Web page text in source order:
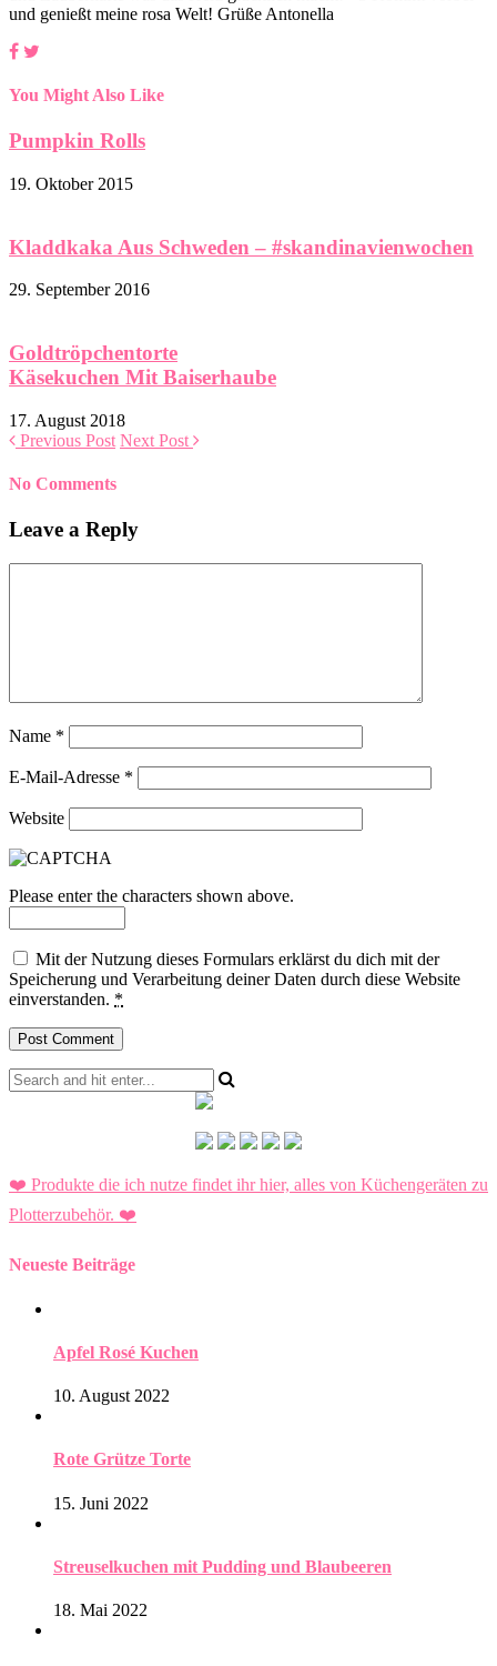
und genießt meine rosa Welt! Grüße Antonella
You Might Also Like
Pumpkin Rolls
19. Oktober 2015
Kladdkaka Aus Schweden – #skandinavienwochen
29. September 2016
Goldtröpchentorte
Käsekuchen Mit Baiserhaube
17. August 2018
Previous Post Next Post
No Comments
Leave a Reply
Name *
E-Mail-Adresse *
Website
Please enter the characters shown above.
Mit der Nutzung dieses Formulars erklärst du dich mit der
Speicherung und Verarbeitung deiner Daten durch diese Website
einverstanden. *
❤️ Produkte die ich nutze findet ihr hier, alles von Küchengeräten zu
Plotterzubehör. ❤️
Neueste Beiträge
Apfel Rosé Kuchen
10. August 2022
Rote Grütze Torte
15. Juni 2022
Streuselkuchen mit Pudding und Blaubeeren
18. Mai 2022